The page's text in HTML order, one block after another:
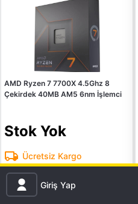
Giriş Yap
AMD Ryzen 7 7700X 4.5Ghz 8
Çekirdek 40MB AM5 6nm İşlemci
Stok Yok
Ücretsiz Kargo
Gelince Haber ver